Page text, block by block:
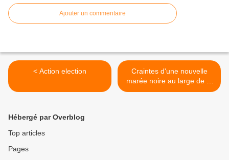
Ajouter un commentaire
< Action election
Craintes d'une nouvelle
marée noire au large de la
Nouvelle-Zélande >
Hébergé par Overblog
Top articles
Pages